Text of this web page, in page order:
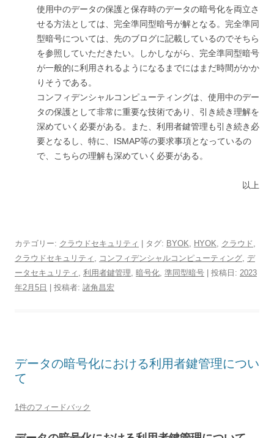
使用中のデータの保護と保存時のデータの暗号化を両立さ
せる方法としては、完全準同型暗号が解となる。完全準同
型暗号については、先のブログに記載しているのでそちら
を参照していただきたい。しかしながら、完全準同型暗号
が一般的に利用されるようになるまでにはまだ時間がかか
りそうである。
コンフィデンシャルコンピューティングは、使用中のデー
タの保護として非常に重要な技術であり、引き続き理解を
深めていく必要がある。また、利用者鍵管理も引き続き必
要となるし、特に、ISMAP等の要求事項となっているの
で、こちらの理解も深めていく必要がある。
以上
カテゴリー: クラウドセキュリティ | タグ: BYOK HYOK クラウド
クラウドセキュリティ
コンフィデンシャルコンピューティング デ
ータセキュリティ
利用者鍵管理 暗号化 準同型暗号 | 投稿日: 2023
年2月5日 | 投稿者: 諸角昌宏
データの暗号化における利用者鍵管理につい
て
1件のフィードバック